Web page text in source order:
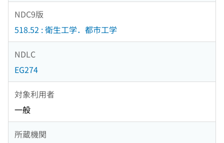
NDC9版
518.52 : 衛生工学．都市工学
NDLC
EG274
対象利用者
一般
所蔵機関